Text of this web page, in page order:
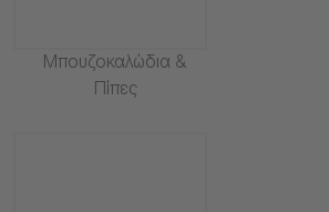
Μπουζοκαλώδια &
Πίπες